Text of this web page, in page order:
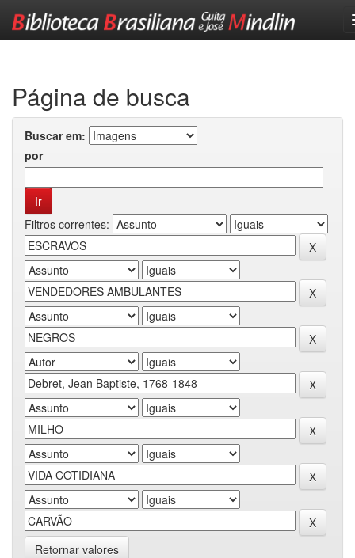
Página de busca
Buscar em:
por
Filtros correntes:
Retornar valores